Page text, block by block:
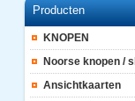
Producten
KNOPEN
Noorse knopen /
Ansichtkaarten